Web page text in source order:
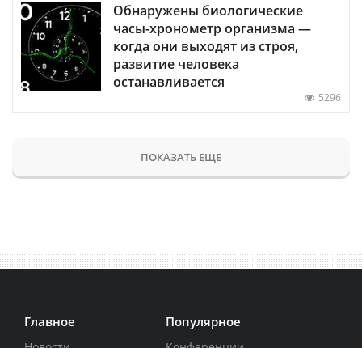
Обнаружены биологические
часы-хронометр организма —
когда они выходят из строя,
развитие человека
останавливается
5296
ПОКАЗАТЬ ЕЩЕ
Главное Популярное